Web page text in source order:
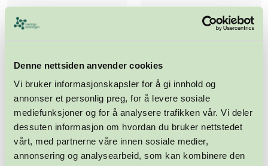
Denne nettsiden anvender cookies
Vi bruker informasjonskapsler for å gi innhold og
annonser et personlig preg, for å levere sosiale
mediefunksjoner og for å analysere trafikken vår. Vi deler
dessuten informasjon om hvordan du bruker nettstedet
vårt, med partnerne våre innen sosiale medier,
annonsering og analysearbeid, som kan kombinere den